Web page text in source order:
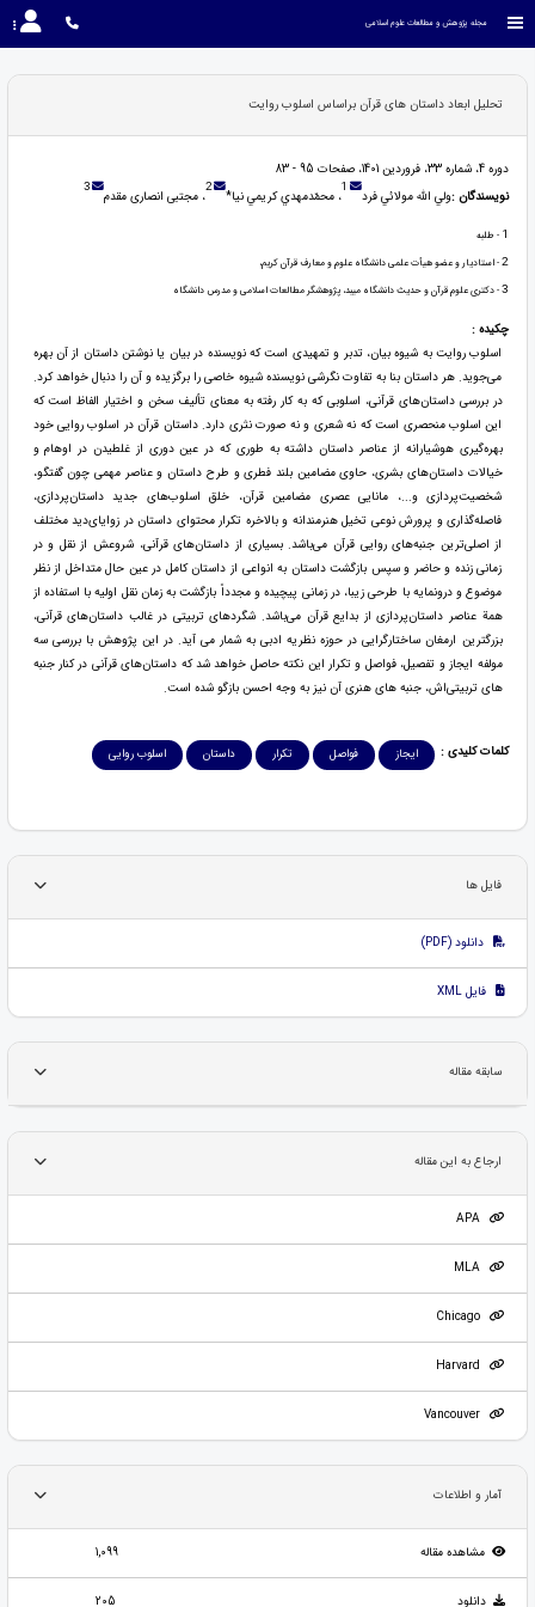
مجله پژوهش و مطالعات علوم اسلامی
تحلیل ابعاد داستان های قرآن براساس اسلوب روایت
دوره 4، شماره 33، فروردین 1401، صفحات 95 - 83
نویسندگان :ولي الله مولائي فرد 1، محمّدمهدي كريمي نيا* 2، مجتبی انصاری مقدم 3
1 - طلبه
2- استادیار و عضو هیأت علمی دانشگاه علوم و معارف قرآن کریم،
3- دکتری علوم قرآن و حدیث دانشگاه میبد، پژوهشگر مطالعات اسلامی و مدرس دانشگاه
چکیده :
اسلوب روایت به شیوه بیان، تدبر و تمهیدی است که نویسنده در بیان یا نوشتن داستان از آن بهره
می‌جوید. هر داستان بنا به تفاوت نگرشی نویسنده شیوه خاصی را برگزیده و آن را دنبال خواهد کرد.
در بررسی داستان‌های قرآنی، اسلوبی که به کار رفته به معنای تألیف سخن و اختیار الفاظ است که
این اسلوب منحصری است که نه شعری و نه صورت نثری دارد. داستان قرآن در اسلوب روایی خود
بهره‌گیری هوشیارانه از عناصر داستان داشته به طوری که در عین دوری از غلطیدن در اوهام و
خیالات داستان‌های بشری، حاوی مضامین بلند فطری و طرح داستان و عناصر مهمی چون گفتگو،
شخصیت‌پردازی و...، مانایی عصری مضامین قرآن، خلق اسلوب‌های جدید داستان‌پردازی،
فاصله‌گذاری و پرورش نوعی تخیل هنرمندانه و بالاخره تکرار محتوای داستان در زوایای‌دید مختلف
از اصلی‌ترین جنبه‌های روایی قرآن می‌باشد. بسیاری از داستان‌های قرآنی، شروعش از نقل و در
زمانی زنده و حاضر و سپس بازگشت داستان به انواعی از داستان کامل در عین حال متداخل از نظر
موضوع و درونمایه با طرحی زیبا، در زمانی پیچیده و مجدداً بازگشت به زمان نقل اولیه با استفاده از
همة عناصر داستان‌پردازی از بدایع قرآن می‌باشد. شگردهای تربیتی در غالب داستا‌ن‌های قرآنی،
بزرگترین ارمغان ساختارگرایی در حوزه نظریه ادبی به شمار می آید. در این پژوهش با بررسی سه
مولفه ایجاز و تفصیل، فواصل و تکرار این نکته حاصل خواهد شد که داستان‌های قرآنی در کنار جنبه
های تربیتی‌اش، جنبه های هنری آن نیز به وجه احسن بازگو شده است.
کلمات کلیدی : ایجاز فواصل تکرار داستان اسلوب روایی
فایل ها
دانلود (PDF)
فایل XML
سابقه مقاله
ارجاع به این مقاله
APA
MLA
Chicago
Vancouver
آمار و اطلاعات
مشاهده مقاله 1,099
دانلود 205